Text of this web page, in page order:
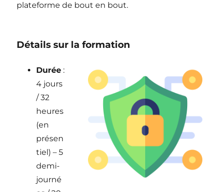
plateforme de bout en bout.
Détails sur la formation
Durée :
4 jours
/ 32
heures
(en
présen
tiel) – 5
demi-
journé